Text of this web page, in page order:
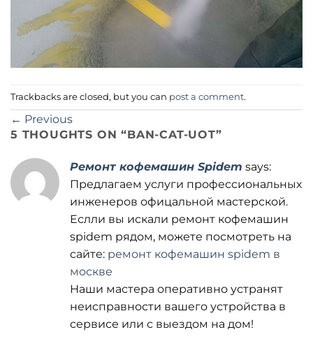
Trackbacks are closed, but you can post a comment.
← Previous
5 THOUGHTS ON “BAN-CAT-UOT”
Ремонт кофемашин Spidem says:
Предлагаем услуги профессиональных
инженеров офицальной мастерской.
Еслли вы искали ремонт кофемашин
spidem рядом, можете посмотреть на
сайте: ремонт кофемашин spidem в
москве
Наши мастера оперативно устранят
неисправности вашего устройства в
сервисе или с выездом на дом!